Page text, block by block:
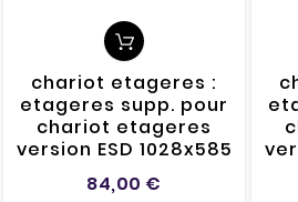
chariot etageres :
etageres supp. pour
chariot etageres
version ESD 1028x585
84,00 €